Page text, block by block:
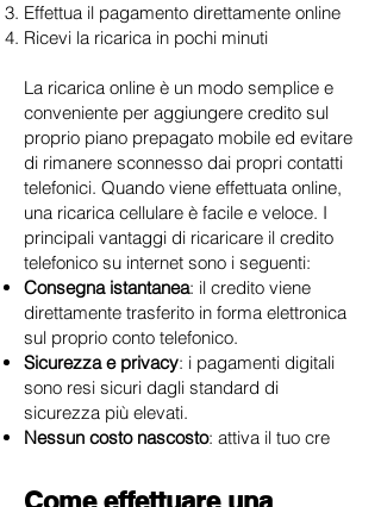
Effettua il pagamento direttamente online
Ricevi la ricarica in pochi minuti
La ricarica online è un modo semplice e
conveniente per aggiungere credito sul
proprio piano prepagato mobile ed evitare
di rimanere sconnesso dai propri contatti
telefonici. Quando viene effettuata online,
una ricarica cellulare è facile e veloce. I
principali vantaggi di ricaricare il credito
telefonico su internet sono i seguenti:
Consegna istantanea: il credito viene
direttamente trasferito in forma elettronica
sul proprio conto telefonico.
Sicurezza e privacy: i pagamenti digitali
sono resi sicuri dagli standard di
sicurezza più elevati.
Nessun costo nascosto: attiva il tuo cre